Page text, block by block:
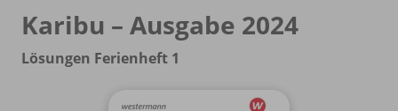
Karibu – Ausgabe 2024
Lösungen Ferienheft 1